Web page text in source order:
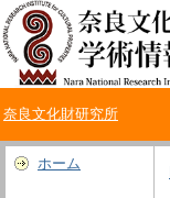
奈良文化財研究所
ホーム